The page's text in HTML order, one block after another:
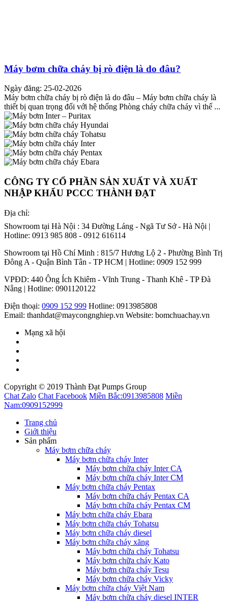
Máy bơm chữa cháy bị rò điện là do đâu?
Ngày đăng: 25-02-2026
Máy bơm chữa cháy bị rò điện là do đâu – Máy bơm chữa cháy là
thiết bị quan trọng đối với hệ thống Phòng cháy chữa cháy vì thế ...
CÔNG TY CỔ PHẦN SẢN XUẤT VÀ XUẤT
NHẬP KHẨU PCCC THÀNH ĐẠT
Địa chỉ:
Showroom tại Hà Nội : 34 Đường Láng - Ngã Tư Sở - Hà Nội |
Hotline: 0913 985 808 - 0912 616114
Showroom tại Hồ Chí Minh : 815/7 Hương Lộ 2 - Phường Bình Trị
Đông A - Quận Bình Tân - TP HCM | Hotline: 0909 152 999
VPĐD: 440 Ông Ích Khiêm - Vĩnh Trung - Thanh Khê - TP Đà
Nẵng | Hotline: 0901120122
Điện thoại: 0909 152 999 Hotline: 0913985808
Email: thanhdat@maycongnghiep.vn Website: bomchuachay.vn
Mạng xã hội
Copyright © 2019 Thành Đạt Pumps Group
Chat Zalo Chat Facebook Miền Bắc:0913985808 Miền
Nam:0909152999
Trang chủ
Giới thiệu
Sản phẩm
Máy bơm chữa cháy
Máy bơm chữa cháy Inter
Máy bơm chữa cháy Inter CA
Máy bơm chữa cháy Inter CM
Máy bơm chữa cháy Pentax
Máy bơm chữa cháy Pentax CA
Máy bơm chữa cháy Pentax CM
Máy bơm chữa cháy Ebara
Máy bơm chữa cháy Tohatsu
Máy bơm chữa cháy diesel
Máy bơm chữa cháy xăng
Máy bơm chữa cháy Tohatsu
Máy bơm chữa cháy Kato
Máy bơm chữa cháy Tesu
Máy bơm chữa cháy Vicky
Máy bơm chữa cháy Việt Nam
Máy bơm chữa cháy diesel INTER